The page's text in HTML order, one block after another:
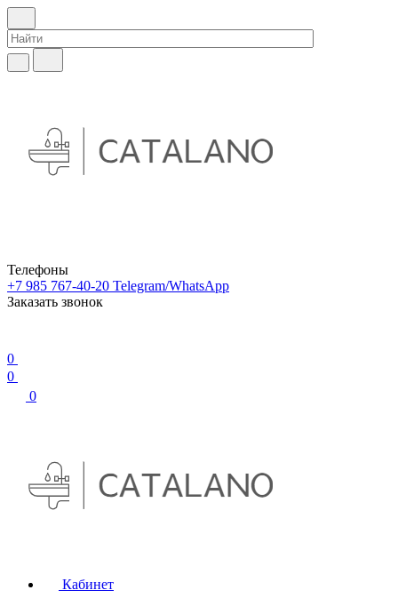
Телефоны
+7 985 767-40-20 Telegram/WhatsApp
Заказать звонок
0
0
0
Кабинет